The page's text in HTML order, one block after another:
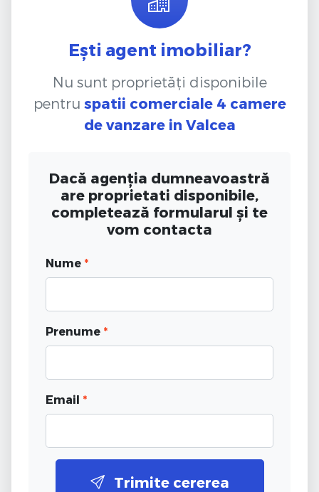
Ești agent imobiliar?
Nu sunt proprietăți disponibile
pentru spatii comerciale 4 camere
de vanzare in Valcea
Dacă agenția dumneavoastră
are proprietati disponibile,
completează formularul și te
vom contacta
Nume *
Prenume *
Email *
Trimite cererea